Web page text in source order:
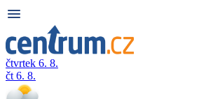
čtvrtek 6. 8.
čt 6. 8.